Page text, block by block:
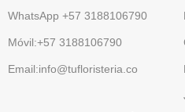
WhatsApp +57 3188106790
Móvil:+57 3188106790
Email:info@tufloristeria.co